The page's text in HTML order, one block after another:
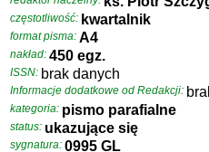
częstotliwość: kwartalnik
format pisma: A4
nakład: 450 egz.
ISSN: brak danych
Informacje dodatkowe od Redakcji:
kategoria: pismo parafialne
status: ukazujące się
sygnatura: 0995 GL